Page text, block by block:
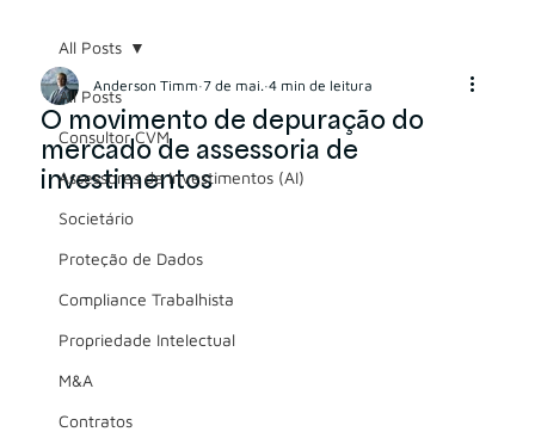
All Posts
Consultor CVM
Assessores de Investimentos (AI)
Societário
Proteção de Dados
Compliance Trabalhista
Propriedade Intelectual
M&A
Contratos
All Posts
O movimento de depuração do
mercado de assessoria de
investimentos
Anderson Timm 7 de mai. 4 min de leitura